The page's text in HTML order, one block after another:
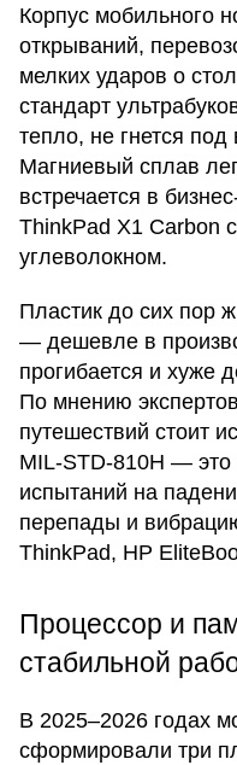
Корпус мобильного
открываний,
мелких ударов о
стандарт
тепло, не гнется
Магниевый сплав
встречается в
ThinkPad X1 Carbon
углеволокном.
Пластик до сих пор
— дешевле в
прогибается и хуже
По мнению
путешествий стоит
MIL-STD-810H — это
испытаний на
перепады и
ThinkPad, HP
Процессор и
стабильной
В 2025–2026 годах
сформировали три